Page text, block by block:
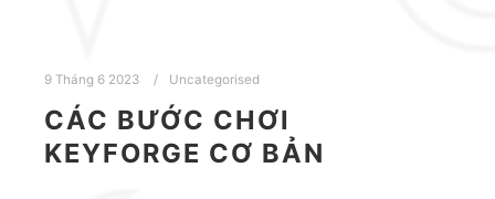
9 Tháng 6 2023 Uncategorised
CÁC BƯỚC CHƠI
KEYFORGE CƠ BẢN